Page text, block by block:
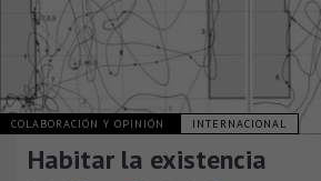
COLABORACIÓN Y OPINIÓN INTERNACIONAL
Habitar la existencia